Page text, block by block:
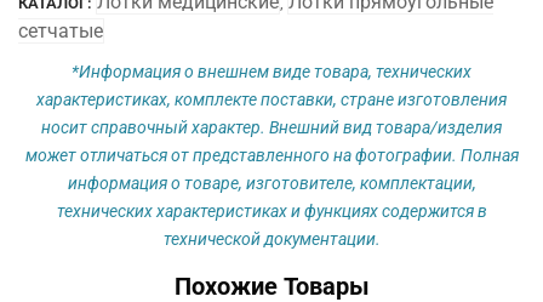
сетчатые
*Информация о внешнем виде товара, технических
характеристиках, комплекте поставки, стране изготовления
носит справочный характер. Внешний вид товара/изделия
может отличаться от представленного на фотографии. Полная
информация о товаре, изготовителе, комплектации,
технических характеристиках и функциях содержится в
технической документации.
Похожие Товары